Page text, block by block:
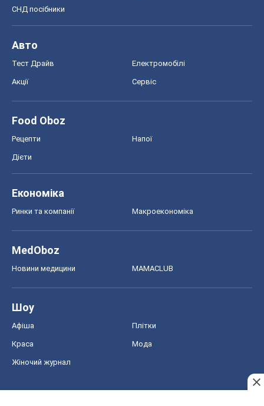
СНД посібники
Авто
Тест Драйв Електромобілі
Акції Сервіс
Food Oboz
Рецепти Напої
Дієти
Економіка
Ринки та компанії Макроекономіка
MedOboz
Новини медицини MAMACLUB
Шоу
Афіша Плітки
Краса Мода
Жіночий журнал